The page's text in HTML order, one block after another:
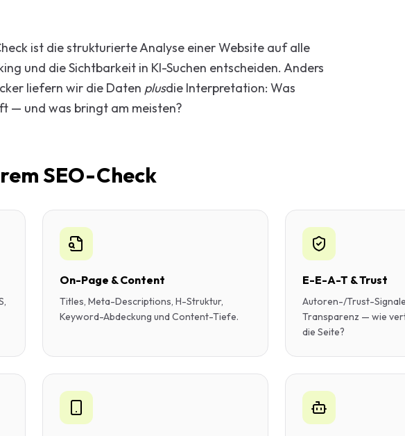
ist die strukturierte Analyse einer Website auf alle
und die Sichtbarkeit in KI-Suchen entscheiden. Anders
liefern wir die Daten plusdie Interpretation: Was
— und was bringt am meisten?
SEO-Check
On-Page & Content
Titles, Meta-Descriptions, H-Struktur,
Keyword-Abdeckung und Content-Tiefe.
E-E-A-T & Trust
Autoren-/Trust-
Transparenz — wie
die Seite?